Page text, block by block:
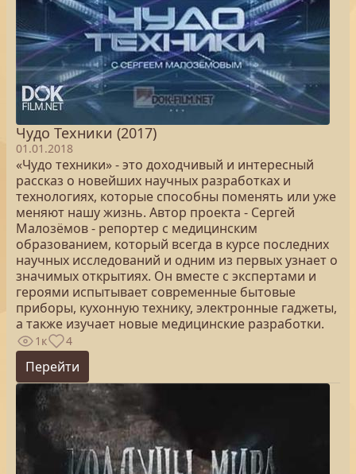
Чудо Техники (2017)
01.01.2018
«Чудо техники» - это доходчивый и интересный
рассказ о новейших научных разработках и
технологиях, которые способны поменять или уже
меняют нашу жизнь. Автор проекта - Сергей
Малозёмов - репортер с медицинским
образованием, который всегда в курсе последних
научных исследований и одним из первых узнает о
значимых открытиях. Он вместе с экспертами и
героями испытывает современные бытовые
приборы, кухонную технику, электронные гаджеты,
а также изучает новые медицинские разработки.
1к 4
Перейти